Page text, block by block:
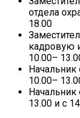
отдела
18.00
кадровую
10.00–
Начальник
10.00–
Начальник
13.00 и с